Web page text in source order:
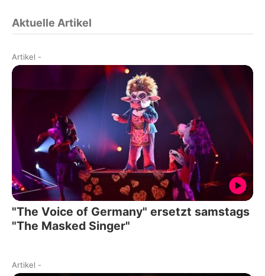
Aktuelle Artikel
Artikel -
"The Voice of Germany" ersetzt samstags
"The Masked Singer"
Artikel -